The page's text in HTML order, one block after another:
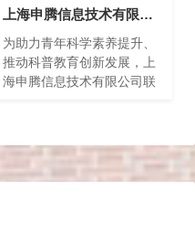
抓好治理整改。
上海申腾信息技术有限公司携手共青团黄浦区委青年夜校 开启“行走的天文馆”科普新篇章
为助力青年科学素养提升、
推动科普教育创新发展，上
海申腾信息技术有限公司联
日亮相共青团黄浦区委青年
夜校开学仪式。